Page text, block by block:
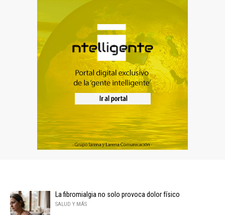
La fibromialgia no solo provoca dolor físico
SALUD Y MÁS